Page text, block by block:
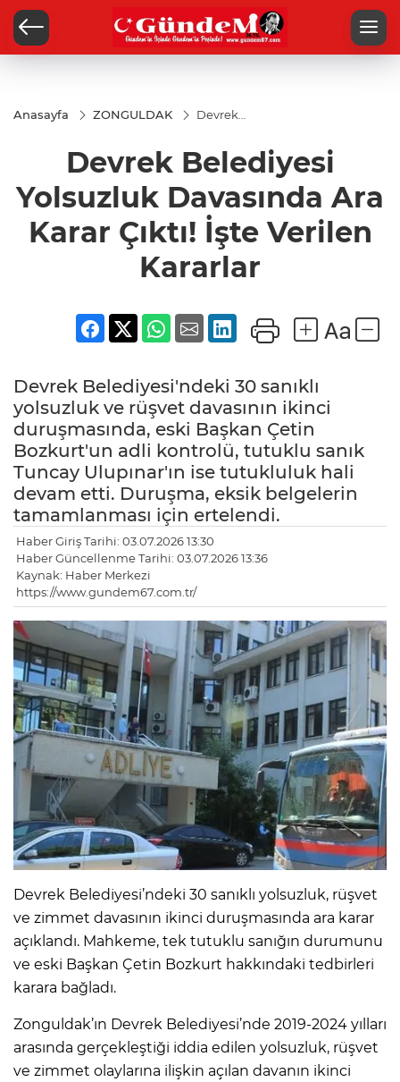
Anasayfa ZONGULDAK
Devrek
Davasında
Ara Karar
Verilen
Kararlar
Devrek Belediyesi
Yolsuzluk Davasında Ara
Karar Çıktı! İşte Verilen
Kararlar
Devrek Belediyesi'ndeki 30 sanıklı
yolsuzluk ve rüşvet davasının ikinci
duruşmasında, eski Başkan Çetin
Bozkurt'un adli kontrolü, tutuklu sanık
Tuncay Ulupınar'ın ise tutukluluk hali
devam etti. Duruşma, eksik belgelerin
tamamlanması için ertelendi.
Haber Giriş Tarihi: 03.07.2026 13:30
Haber Güncellenme Tarihi: 03.07.2026 13:36
Kaynak: Haber Merkezi
https://www.gundem67.com.tr/
Devrek Belediyesi’ndeki 30 sanıklı yolsuzluk, rüşvet
ve zimmet davasının ikinci duruşmasında ara karar
açıklandı. Mahkeme, tek tutuklu sanığın durumunu
ve eski Başkan Çetin Bozkurt hakkındaki tedbirleri
karara bağladı.
Zonguldak’ın Devrek Belediyesi’nde 2019-2024 yılları
arasında gerçekleştiği iddia edilen yolsuzluk, rüşvet
ve zimmet olaylarına ilişkin açılan davanın ikinci